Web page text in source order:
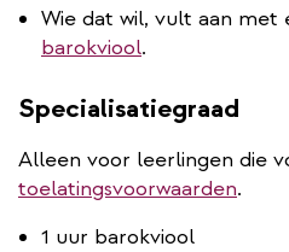
Wie dat wil, vult aan met
barokviool.
Specialisatiegraad
Alleen voor leerlingen die
toelatingsvoorwaarden.
1 uur barokviool